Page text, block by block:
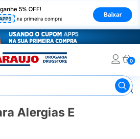
5% OFF!
na primeira compra
Baixar
0
Remédios para Alergias e
Alergias E